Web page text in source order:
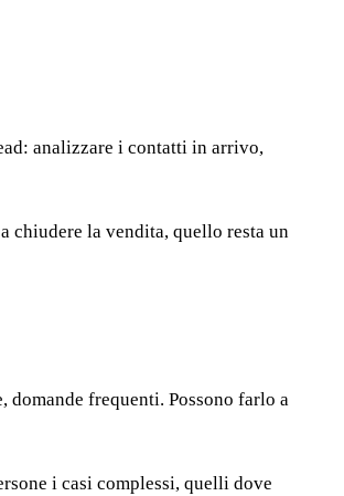
analizzare i contatti in arrivo,
chiudere la vendita, quello resta un
frequenti. Possono farlo a
i casi complessi, quelli dove